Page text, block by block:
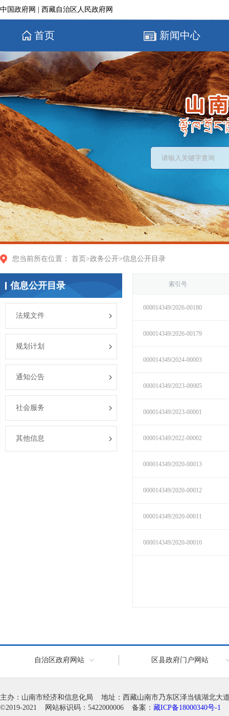
中国政府网 西藏自治区人民政府网
首页 新闻中心
您当前所在位置： 首页 >政务公开>信息公开目录
信息公开目录
法规文件
规划计划
通知公告
社会服务
其他信息
自治区政府网站 区县政府门户网站
主办：山南市经济和信息化局 地址：西藏山南市乃东区泽当镇湖北大
©2019-2021 网站标识码：5422000006 备案： 藏ICP备18000340号-1